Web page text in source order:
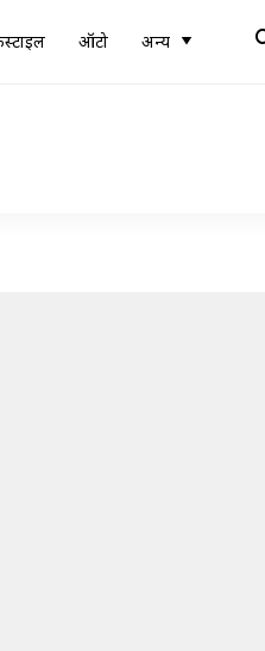
ऑटो अन्य